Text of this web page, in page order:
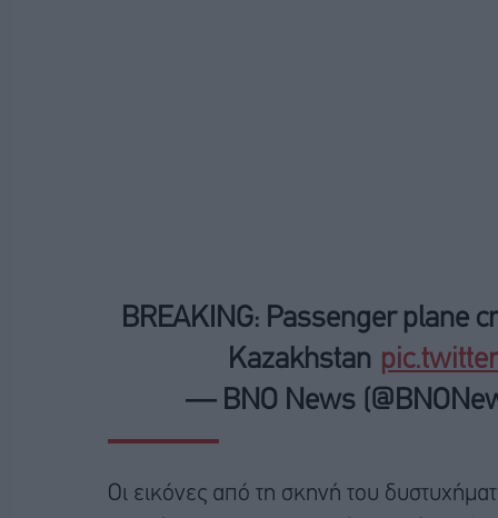
BREAKING: Passenger plane
Kazakhstan
— BNO News
Οι εικόνες από τη σκηνή του